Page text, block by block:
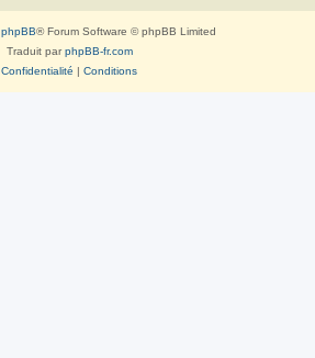
phpBB® Forum Software © phpBB Limited
Traduit parphpBB-fr.com
Confidentialité | Conditions